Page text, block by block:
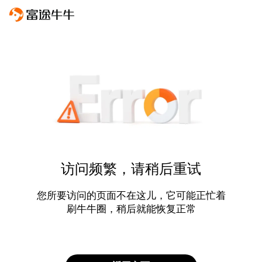
访问频繁，请稍后重试
您所要访问的页面不在这儿，它可能正忙着
刷牛牛圈，稍后就能恢复正常